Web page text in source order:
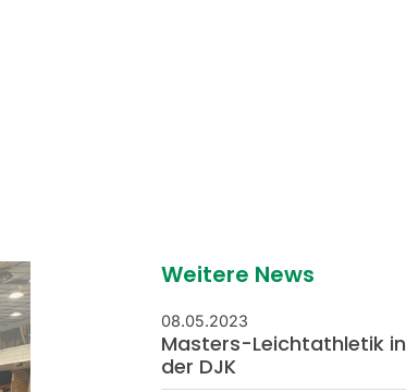
Weitere News
08.05.2023
Masters-Leichtathletik in
der DJK